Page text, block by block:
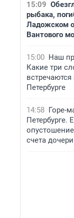
15:09
рыбака,
Ладожском
Вантового
15:00 Наш
Какие три
Петербурге
14:58 Горе-
Петербурге.
счета дочери